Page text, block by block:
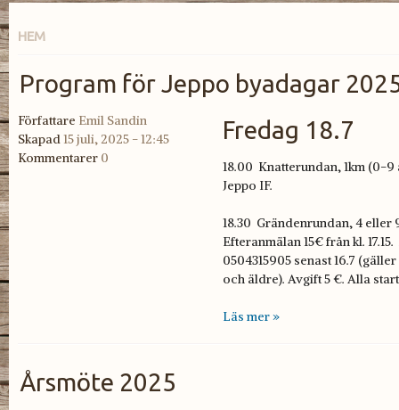
HEM
Program för Jeppo byadagar
Författare Emil Sandin
Skapad15 juli, 2025 - 12:45
Kommentarer 0
Fredag 18.7
18.00 Knatterundan, 1km (0-
Jeppo IF.
18.30 Grändenrundan, 4 eller
Efteranmälan 15€ från kl.
0504315905 senast 16.7
och äldre). Avgift 5 €. Alla
Läs mer »
Årsmöte 2025